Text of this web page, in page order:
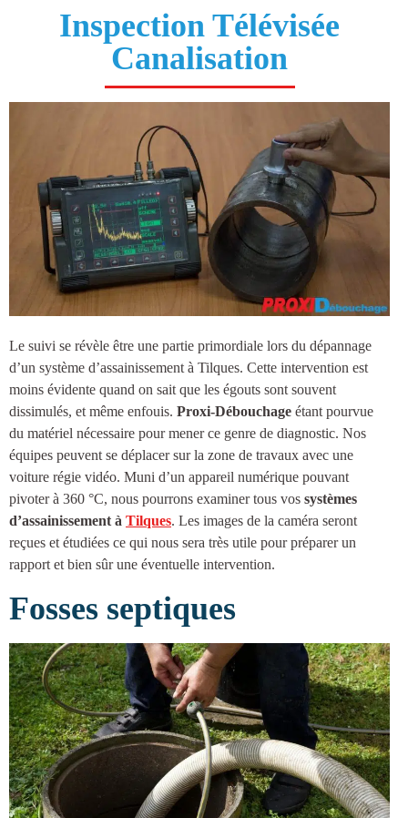
Inspection Télévisée
Canalisation
Le suivi se révèle être une partie primordiale lors du dépannage
d’un système d’assainissement à Tilques. Cette intervention est
moins évidente quand on sait que les égouts sont souvent
dissimulés, et même enfouis. Proxi-Débouchage étant pourvue
du matériel nécessaire pour mener ce genre de diagnostic. Nos
équipes peuvent se déplacer sur la zone de travaux avec une
voiture régie vidéo. Muni d’un appareil numérique pouvant
pivoter à 360 °C, nous pourrons examiner tous vos systèmes
d’assainissement à Tilques. Les images de la caméra seront
reçues et étudiées ce qui nous sera très utile pour préparer un
rapport et bien sûr une éventuelle intervention.
Fosses septiques